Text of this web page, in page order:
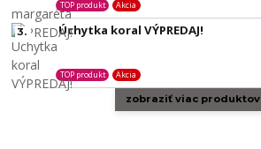
TOP produkt Akcia
3. Úchytka koral VÝPREDAJ!
TOP produkt Akcia
zobraziť viac produktov